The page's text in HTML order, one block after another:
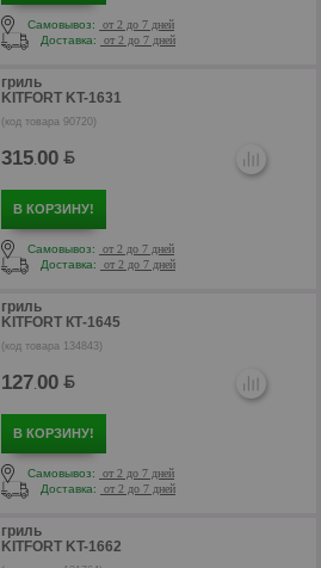
Самовывоз:
от 2 до 7 дней
Доставка:
от 2 до 7 дней
гриль
KITFORT KT-1631
(код товара 90720)
315.00
В КОРЗИНУ!
Самовывоз:
от 2 до 7 дней
Доставка:
от 2 до 7 дней
гриль
KITFORT КТ-1645
(код товара 134843)
127.00
В КОРЗИНУ!
Самовывоз:
от 2 до 7 дней
Доставка:
от 2 до 7 дней
гриль
KITFORT KT-1662